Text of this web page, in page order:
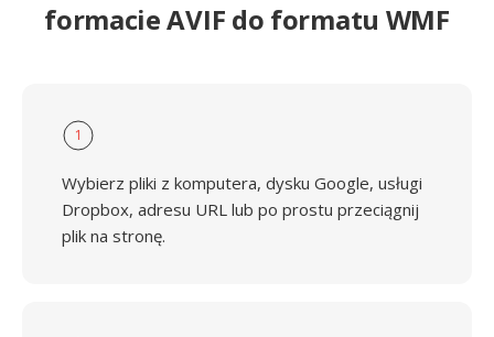
formacie AVIF do formatu WMF
1
Wybierz pliki z komputera, dysku Google, usługi
Dropbox, adresu URL lub po prostu przeciągnij
plik na stronę.